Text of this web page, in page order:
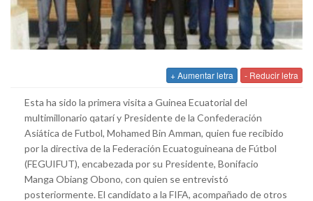
+ Aumentar letra - Reducir letra
Esta ha sido la primera visita a Guinea Ecuatorial del
multimillonario qatarí y Presidente de la Confederación
Asiática de Futbol, Mohamed Bin Amman, quien fue recibido
por la directiva de la Federación Ecuatoguineana de Fútbol
(FEGUIFUT), encabezada por su Presidente, Bonifacio
Manga Obiang Obono, con quien se entrevistó
posteriormente. El candidato a la FIFA, acompañado de otros